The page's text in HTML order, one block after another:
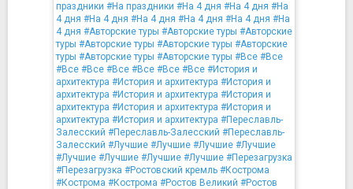
праздники #На праздники #На 4 дня #На 4 дня #На
4 дня #На 4 дня #На 4 дня #На 4 дня #На 4 дня #На
4 дня #Авторские туры #Авторские туры #Авторские
туры #Авторские туры #Авторские туры #Авторские
туры #Авторские туры #Авторские туры #Все #Все
#Все #Все #Все #Все #Все #Все #История и
архитектура #История и архитектура #История и
архитектура #История и архитектура #История и
архитектура #История и архитектура #История и
архитектура #История и архитектура #Переславль-
Залесский #Переславль-Залесский #Переславль-
Залесский #Лучшие #Лучшие #Лучшие #Лучшие
#Лучшие #Лучшие #Лучшие #Лучшие #Перезагрузка
#Перезагрузка #Ростовский кремль #Кострома
#Кострома #Кострома #Ростов Великий #Ростов